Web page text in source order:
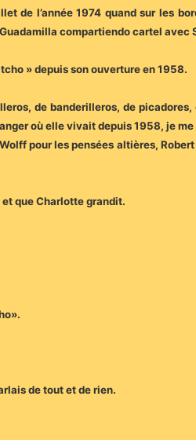
de l’année 1974 quand sur les
compartiendo cartel avec
» depuis son ouverture en 1958.
de banderilleros, de
où elle vivait depuis 1958, je
pour les pensées altières,
que Charlotte grandit.
de tout et de rien.